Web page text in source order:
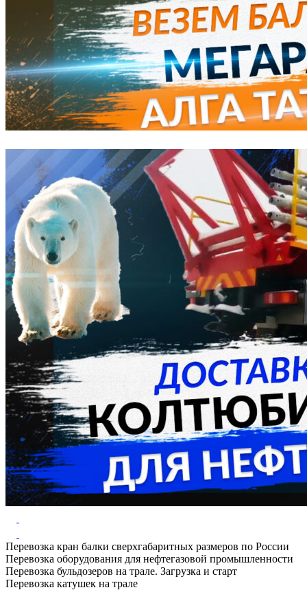
Перевозка кран балки сверхгабаритных размеров по России
Перевозка оборудования для нефтегазовой промышленности
Перевозка бульдозеров на трале. Загрузка и старт
Перевозка катушек на трале